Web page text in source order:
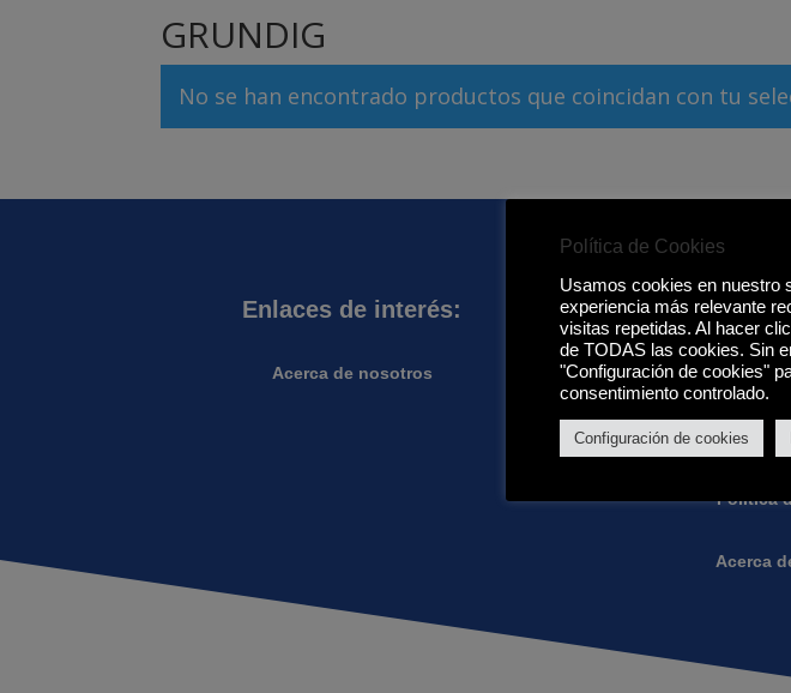
GRUNDIG
No se han encontrado productos que coincidan con tu
Enlaces de interés:
Acerca de nosotros
Condiciones
Política
Acerca
Política de Cookies
Usamos cookies en nuestro
experiencia más relevante
visitas repetidas. Al hacer
de TODAS las cookies. Sin
"Configuración de cookies"
consentimiento controlado.
Configuración de cookies